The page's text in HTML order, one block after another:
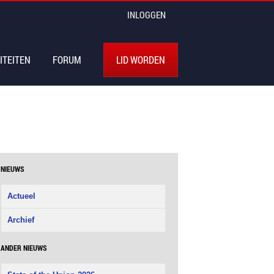
INLOGGEN
FORUM LID WORDEN
NIEUWS
Actueel
Archief
ANDER NIEUWS